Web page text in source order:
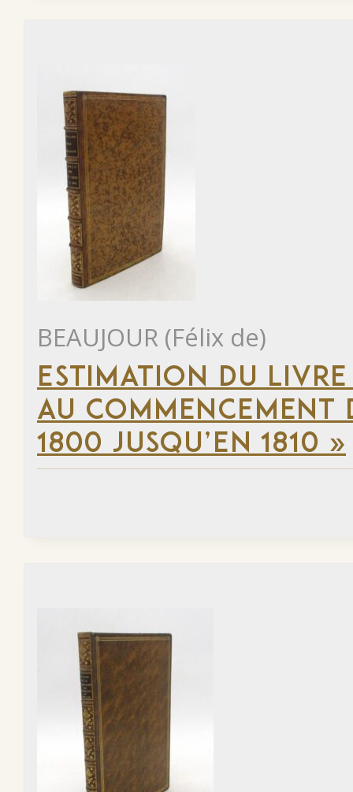
BEAUJOUR (Félix de)
ESTIMATION DU
AU COMMENCEMENT
1800 JUSQU’EN 1810 »